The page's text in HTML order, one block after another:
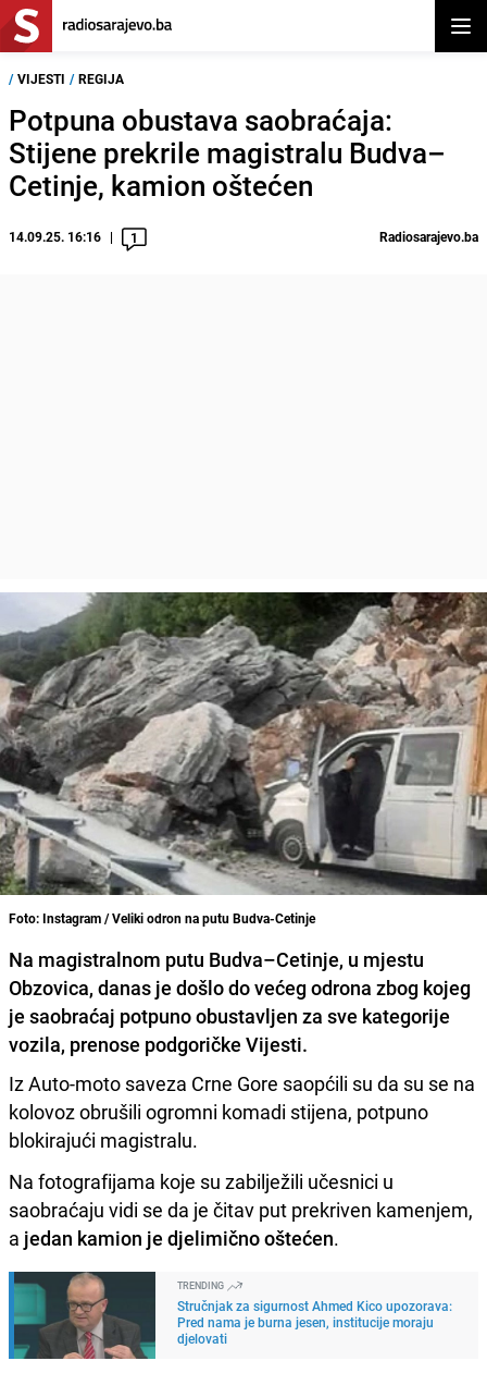
/ VIJESTI / REGIJA
Potpuna obustava saobraćaja:
Stijene prekrile magistralu Budva–
Cetinje, kamion oštećen
14.09.25. 16:16 1 Radiosarajevo.ba
Foto: Instagram / Veliki odron na putu Budva-Cetinje
Na magistralnom putu Budva–Cetinje, u mjestu
Obzovica, danas je došlo do većeg odrona zbog kojeg
je saobraćaj potpuno obustavljen za sve kategorije
vozila, prenose podgoričke Vijesti.
Iz Auto-moto saveza Crne Gore saopćili su da su se na
kolovoz obrušili ogromni komadi stijena, potpuno
blokirajući magistralu.
Na fotografijama koje su zabilježili učesnici u
saobraćaju vidi se da je čitav put prekriven kamenjem,
a jedan kamion je djelimično oštećen.
TRENDING
Stručnjak za sigurnost Ahmed Kico upozorava:
Pred nama je burna jesen, institucije moraju
djelovati